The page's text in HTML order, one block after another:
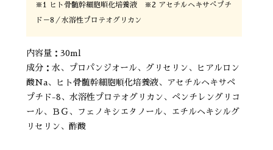
※1 ヒト骨髄幹細胞順化培養液 ※2 アセチルヘキサぺプチ
ド－8／水溶性プロテオグリカン
内容量：30ml
成分：水、プロパンジオール、グリセリン、ヒアルロン
酸Na、ヒト骨髄幹細胞順化培養液、アセチルヘキサペ
プチド-8、水溶性プロテオグリカン、ペンチレングリコ
ール、ＢＧ、フェノキシエタノール、エチルヘキシルグ
リセリン、酢酸